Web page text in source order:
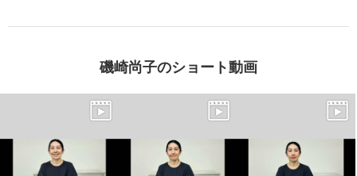
磯崎尚子のショート動画